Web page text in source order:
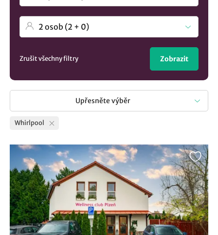
Zrušit všechny filtry Zobrazit
Upřesněte výběr
Whirlpool